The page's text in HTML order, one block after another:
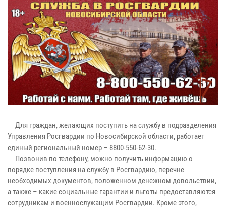
Для граждан, желающих поступить на службу в подразделения
Управления Росгвардии по Новосибирской области, работает
единый региональный номер – 8800-550-62-30.
Позвонив по телефону, можно получить информацию о
порядке поступления на службу в Росгвардию, перечне
необходимых документов, положенном денежном довольствии,
а также – какие социальные гарантии и льготы предоставляются
сотрудникам и военнослужащим Росгвардии. Кроме этого,